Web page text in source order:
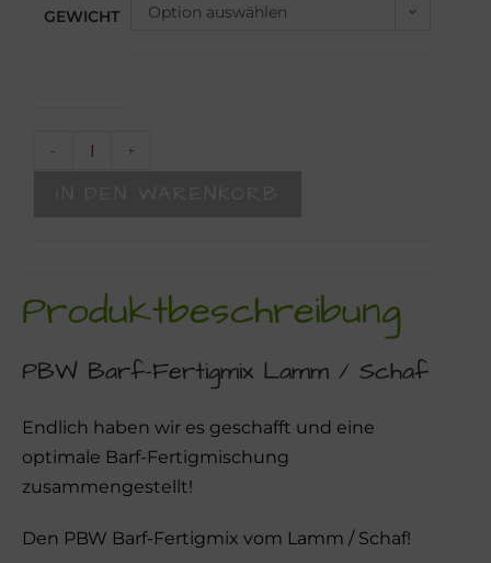
GEWICHT Option auswählen
- +
Produktbeschreibung
PBW Barf-Fertigmix Lamm / Schaf
Endlich haben wir es geschafft und eine
optimale Barf-Fertigmischung
zusammengestellt!
Den PBW Barf-Fertigmix vom Lamm / Schaf!